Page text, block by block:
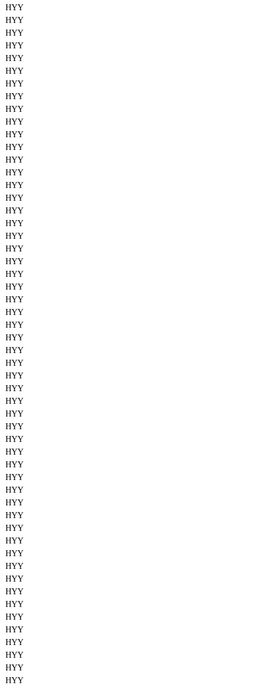
HYY
HYY
HYY
HYY
HYY
HYY
HYY
HYY
HYY
HYY
HYY
HYY
HYY
HYY
HYY
HYY
HYY
HYY
HYY
HYY
HYY
HYY
HYY
HYY
HYY
HYY
HYY
HYY
HYY
HYY
HYY
HYY
HYY
HYY
HYY
HYY
HYY
HYY
HYY
HYY
HYY
HYY
HYY
HYY
HYY
HYY
HYY
HYY
HYY
HYY
HYY
HYY
HYY
HYY